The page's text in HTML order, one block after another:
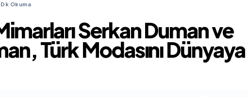
Dk Okuma
Serkan Duman ve
Türk Modasını Dünyaya